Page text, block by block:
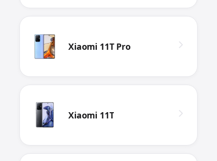
Xiaomi 11T Pro
Xiaomi 11T